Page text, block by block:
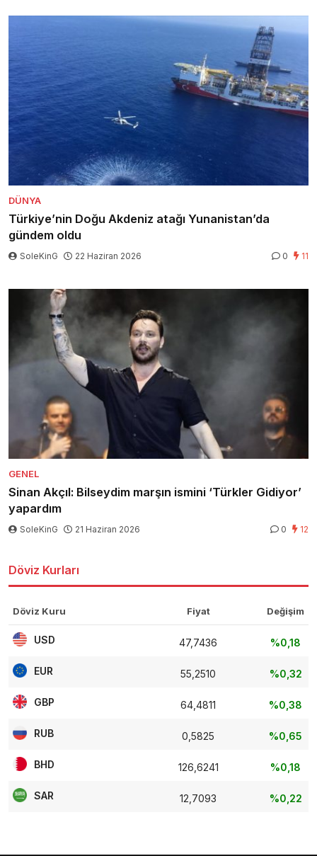
DÜNYA
Türkiye’nin Doğu Akdeniz atağı Yunanistan’da
gündem oldu
SoleKinG 22 Haziran 2026 0 11
GENEL
Sinan Akçıl: Bilseydim marşın ismini ‘Türkler Gidiyor’
yapardım
SoleKinG 21 Haziran 2026 0 12
Döviz Kurları
Döviz Kuru Fiyat Değişim
USD 47,7436 %0,18
EUR 55,2510 %0,32
GBP 64,4811 %0,38
RUB 0,5825 %0,65
BHD 126,6241 %0,18
SAR 12,7093 %0,22